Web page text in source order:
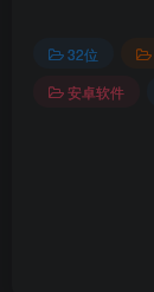
32位
安卓软件